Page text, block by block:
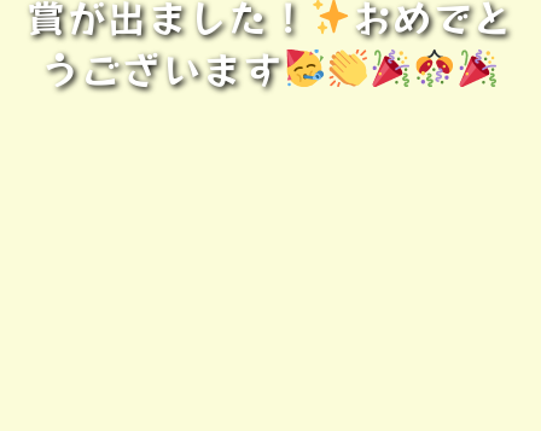
賞が出ました！
おめでと
うございます